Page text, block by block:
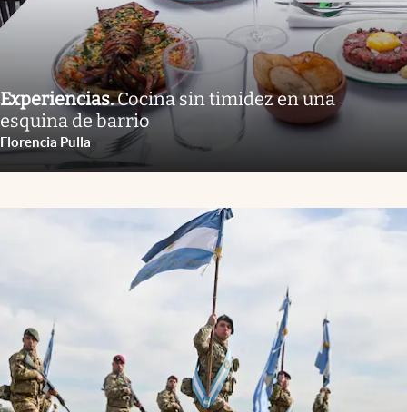
Experiencias.Cocina sin timidez en una
esquina de barrio
Florencia Pulla